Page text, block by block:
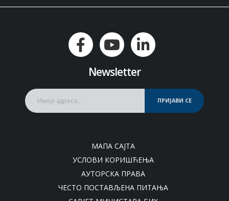
Newsletter
ПРИЈАВИ СЕ
МАПА САЈТА
УСЛОВИ КОРИШЋЕЊА
АУТОРСКА ПРАВА
ЧЕСТО ПОСТАВЉЕНА ПИТАЊА